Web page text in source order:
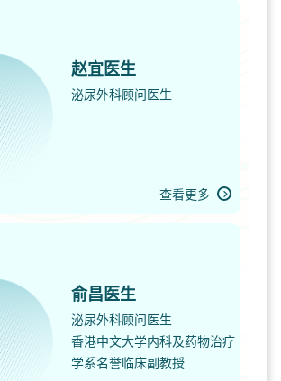
赵宜医生
泌尿外科顾问医生
查看更多
俞昌医生
泌尿外科顾问医生
香港中文大学内科及药物治疗
学系名誉临床副教授